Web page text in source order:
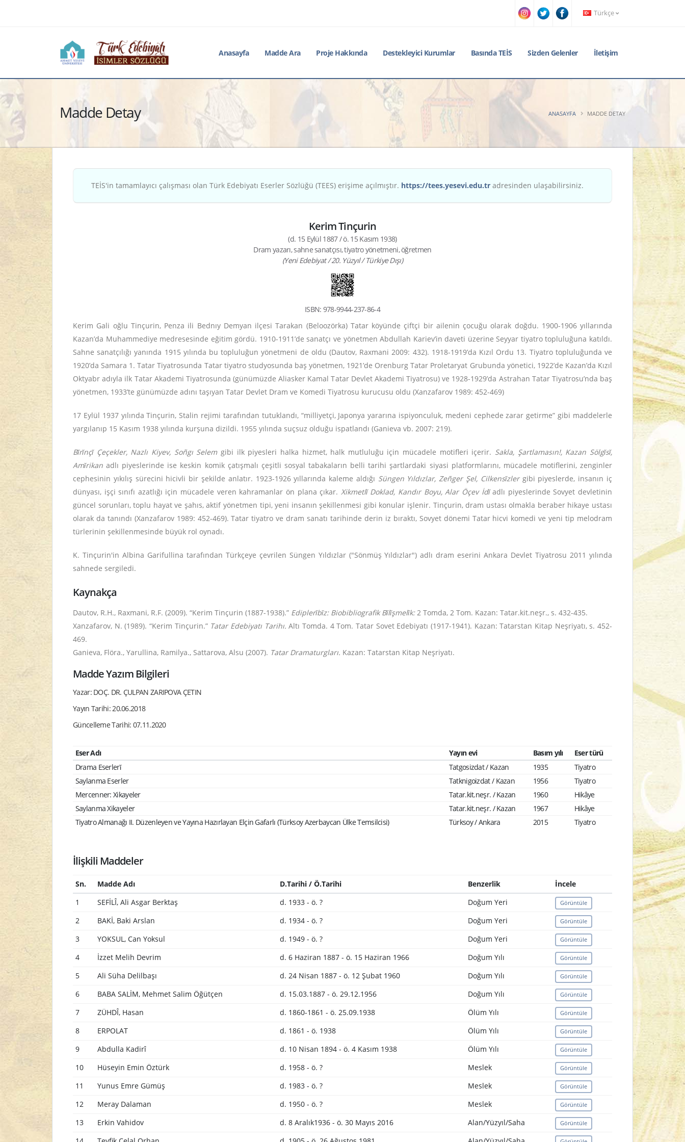
Türkçe
Anasayfa Madde Ara Proje Hakkında Destekleyici Kurumlar Basında TEİS Sizden Gelenler İletişim
Madde Detay ANASAYFA MADDE DETAY
TEİS'in tamamlayıcı çalışması olan Türk Edebiyatı Eserler Sözlüğü (TEES) erişime açılmıştır. https://tees.yesevi.edu.tr adresinden ulaşabilirsiniz.
Kerim Tinçurin
(d. 15 Eylül 1887 / ö. 15 Kasım 1938)
Dram yazarı, sahne sanatçısı, tiyatro yönetmeni, öğretmen
(Yeni Edebiyat / 20. Yüzyıl / Türkiye Dışı)
ISBN: 978-9944-237-86-4
Kerim Gali oğlu Tinçurin, Penza ili Bednıy Demyan ilçesi Tarakan (Beloozörka) Tatar köyünde çiftçi bir ailenin çocuğu olarak doğdu. 1900-1906 yıllarında
Kazan’da Muhammediye medresesinde eğitim gördü. 1910-1911’de sanatçı ve yönetmen Abdullah Kariev’in daveti üzerine Seyyar tiyatro topluluğuna katıldı.
Sahne sanatçılığı yanında 1915 yılında bu topluluğun yönetmeni de oldu (Dautov, Raxmani 2009: 432). 1918-1919’da Kızıl Ordu 13. Tiyatro topluluğunda ve
1920’da Samara 1. Tatar Tiyatrosunda Tatar tiyatro studyosunda baş yönetmen, 1921’de Orenburg Tatar Proletaryat Grubunda yönetici, 1922’de Kazan’da Kızıl
Oktyabr adıyla ilk Tatar Akademi Tiyatrosunda (günümüzde Aliasker Kamal Tatar Devlet Akademi Tiyatrosu) ve 1928-1929’da Astrahan Tatar Tiyatrosu’nda baş
yönetmen, 1933’te günümüzde adını taşıyan Tatar Devlet Dram ve Komedi Tiyatrosu kurucusu oldu (Xanzafarov 1989: 452-469)
17 Eylül 1937 yılında Tinçurin, Stalin rejimi tarafından tutuklandı, “milliyetçi, Japonya yararına ispiyonculuk, medeni cephede zarar getirme” gibi maddelerle
yargılanıp 15 Kasım 1938 yılında kurşuna dizildi. 1955 yılında suçsuz olduğu ispatlandı (Ganieva vb. 2007: 219).
Bǐrǐnçǐ Çeçekler, Nazlı Kiyev, Soñgı Selemgibi ilk piyesleri halka hizmet, halk mutluluğu için mücadele motifleri içerir. Sakla, Şartlamasın!, Kazan Sölgǐsǐ,
Amǐrikan adlı piyeslerinde ise keskin komik çatışmalı çeşitli sosyal tabakaların belli tarihi şartlardaki siyasi platformlarını, mücadele motiflerini, zenginler
cephesinin yıkılış sürecini hicivli bir şekilde anlatır. 1923-1926 yıllarında kaleme aldığı Süngen Yıldızlar, Zeñger Şel, Cilkensǐzlergibi piyeslerde, insanın iç
dünyası, işçi sınıfı azatlığı için mücadele veren kahramanlar ön plana çıkar. Xikmetlǐ Doklad, Kandır Boyu, Alar Öçev İdǐadlı piyeslerinde Sovyet devletinin
güncel sorunları, toplu hayat ve şahıs, aktif yönetmen tipi, yeni insanın şekillenmesi gibi konular işlenir. Tinçurin, dram ustası olmakla beraber hikaye ustası
olarak da tanındı (Xanzafarov 1989: 452-469). Tatar tiyatro ve dram sanatı tarihinde derin iz bıraktı, Sovyet dönemi Tatar hicvi komedi ve yeni tip melodram
türlerinin şekillenmesinde büyük rol oynadı.
K. Tinçurin'in Albina Garifullina tarafından Türkçeye çevrilen Süngen Yıldızlar ("Sönmüş Yıldızlar") adlı dram eserini Ankara Devlet Tiyatrosu 2011 yılında
sahnede sergiledi.
Kaynakça
Dautov, R.H., Raxmani, R.F. (2009). “Kerim Tinçurin (1887-1938).” Ediplerǐbǐz: Biobibliografik Bǐlǐşmelǐk:2 Tomda, 2 Tom. Kazan: Tatar.kit.neşr., s. 432-435.
Xanzafarov, N. (1989). “Kerim Tinçurin.” Tatar Edebiyatı Tarihı.Altı Tomda. 4 Tom. Tatar Sovet Edebiyatı (1917-1941). Kazan: Tatarstan Kitap Neşriyatı, s. 452-
469.
Ganieva, Flöra., Yarullina, Ramilya., Sattarova, Alsu (2007). Tatar Dramaturgları. Kazan: Tatarstan Kitap Neşriyatı.
Madde Yazım Bilgileri
Yazar: DOÇ. DR. ÇULPAN ZARIPOVA ÇETIN
Yayın Tarihi: 20.06.2018
Güncelleme Tarihi: 07.11.2020
Eser Adı Yayın evi Basım yılı
Eser türü
Drama Eserlerǐ
Tatgosizdat / Kazan 1935
Tiyatro
Saylanma Eserler
Tatknigoizdat / Kazan 1956
Tiyatro
Mercenner: Xikayeler
Tatar.kit.neşr. / Kazan 1960
Hikâye
Saylanma Xikayeler
Tatar.kit.neşr. / Kazan 1967
Hikâye
Tiyatro Almanağı II. Düzenleyen ve Yayına Hazırlayan Elçin Gafarlı (Türksoy Azerbaycan Ülke Temsilcisi)
Türksoy / Ankara 2015 Tiyatro
İlişkili Maddeler
Sn. Madde Adı D.Tarihi / Ö.Tarihi Benzerlik
İncele
1
SEFİLÎ, Ali Asgar Berktaş d. 1933 - ö. ? Doğum Yeri Görüntüle
2 BAKİ, Baki Arslan d. 1934 - ö. ? Doğum Yeri Görüntüle
3 YOKSUL, Can Yoksul d. 1949 - ö. ? Doğum Yeri Görüntüle
4 İzzet Melih Devrim d. 6 Haziran 1887 - ö. 15 Haziran 1966 Doğum Yılı Görüntüle
5 Ali Süha Delilbaşı d. 24 Nisan 1887 - ö. 12 Şubat 1960 Doğum Yılı Görüntüle
6 BABA SALİM, Mehmet Salim Öğütçen d. 15.03.1887 - ö. 29.12.1956 Doğum Yılı Görüntüle
7 ZÜHDÎ, Hasan d. 1860-1861 - ö. 25.09.1938 Ölüm Yılı Görüntüle
8 ERPOLAT d. 1861 - ö. 1938 Ölüm Yılı Görüntüle
9 Abdulla Kadirî d. 10 Nisan 1894 - ö. 4 Kasım 1938 Ölüm Yılı Görüntüle
10 Hüseyin Emin Öztürk d. 1958 - ö. ? Meslek Görüntüle
11 Yunus Emre Gümüş d. 1983 - ö. ? Meslek Görüntüle
12 Meray Dalaman d. 1950 - ö. ? Meslek Görüntüle
13 Erkin Vahidov d. 8 Aralık1936 - ö. 30 Mayıs 2016 Alan/Yüzyıl/Saha Görüntüle